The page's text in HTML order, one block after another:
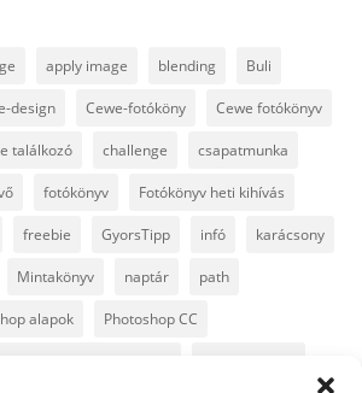
apply image blending Buli
design Cewe-fotóköny Cewe fotókönyv
találkozó challenge csapatmunka
fotókönyv Fotókönyv heti kihívás
freebie GyorsTipp infó karácsony
Mintakönyv naptár path
alapok Photoshop CC